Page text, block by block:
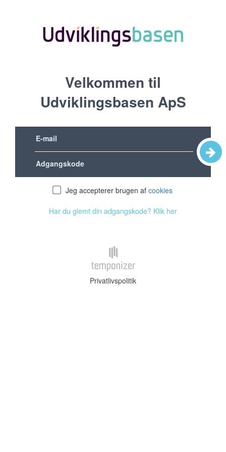
Velkommen til
Udviklingsbasen ApS
Jeg accepterer brugen af cookies
Har du glemt din adgangskode? Klik her
Privatlivspolitik